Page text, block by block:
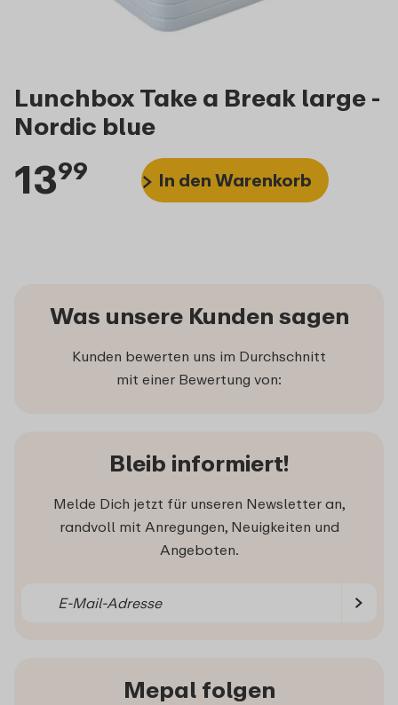
Lunchbox Take a Break large -
Nordic blue
1399 In den Warenkorb
Was unsere Kunden sagen
Kunden bewerten uns im Durchschnitt
mit einer Bewertung von:
Bleib informiert!
Melde Dich jetzt für unseren Newsletter an,
randvoll mit Anregungen, Neuigkeiten und
Angeboten.
Mepal folgen